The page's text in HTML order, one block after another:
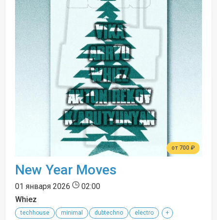
от 700 ₽
New Year Moves
01 января 2026
02:00
Whiez
techhouse minimal dubtechno electro +